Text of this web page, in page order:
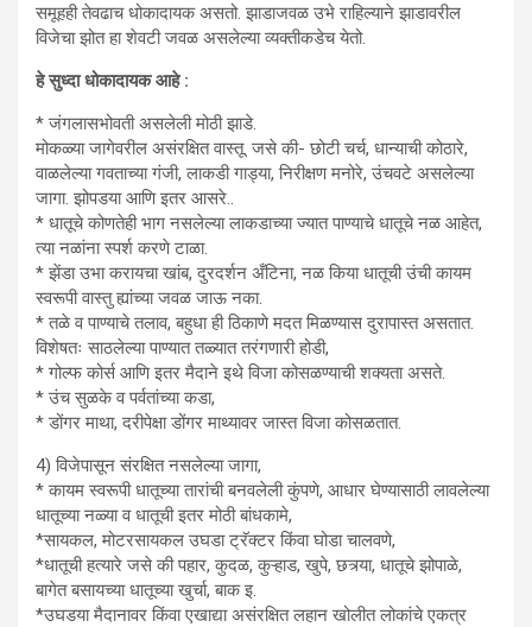
समूहही तेवढाच धोकादायक असतो. झाडाजवळ उभे राहिल्याने झाडावरील
विजेचा झोत हा शेवटी जवळ असलेल्या व्यक्तीकडेच येतो.
हे सुध्दा धोकादायक आहे :
* जंगलासभोवती असलेली मोठी झाडे.
मोकळ्या जागेवरील असंरक्षित वास्तू. जसे की- छोटी चर्च, धान्याची कोठारे,
वाळलेल्या गवताच्या गंजी, लाकडी गाड्या, निरीक्षण मनोरे, उंचवटे असलेल्या
जागा. झोपडया आणि इतर आसरे..
* धातूचे कोणतेही भाग नसलेल्या लाकडाच्या ज्यात पाण्याचे धातूचे नळ आहेत,
त्या नळांना स्पर्श करणे टाळा.
* झेंडा उभा करायचा खांब, दुरदर्शन अँटिना, नळ किया धातूची उंची कायम
स्वरूपी वास्तु ह्यांच्या जवळ जाऊ नका.
* तळे व पाण्याचे तलाव, बहुधा ही ठिकाणे मदत मिळण्यास दुरापास्त असतात.
विशेषतः साठलेल्या पाण्यात तळ्यात तरंगणारी होडी,
* गोल्फ कोर्स आणि इतर मैदाने इथे विजा कोसळण्याची शक्यता असते.
* उंच सुळके व पर्वतांच्या कडा,
* डोंगर माथा, दरीपेक्षा डोंगर माथ्यावर जास्त विजा कोसळतात.
4) विजेपासून संरक्षित नसलेल्या जागा,
* कायम स्वरूपी धातूच्या तारांची बनवलेली कुंपणे, आधार घेण्यासाठी लावलेल्या
धातूच्या नळ्या व धातूची इतर मोठी बांधकामे,
*सायकल, मोटरसायकल उघडा ट्रॅक्टर किंवा घोडा चालवणे,
*धातूची हत्यारे जसे की पहार, कुदळ, कुऱ्हाड, खुपे, छत्र्या, धातूचे झोपाळे,
बागेत बसायच्या धातूच्या खुर्चा, बाक इ.
*उघडया मैदानावर किंवा एखाद्या असंरक्षित लहान खोलीत लोकांचे एकत्र